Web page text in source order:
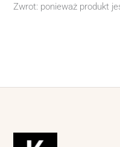
Zwrot: ponieważ produkt